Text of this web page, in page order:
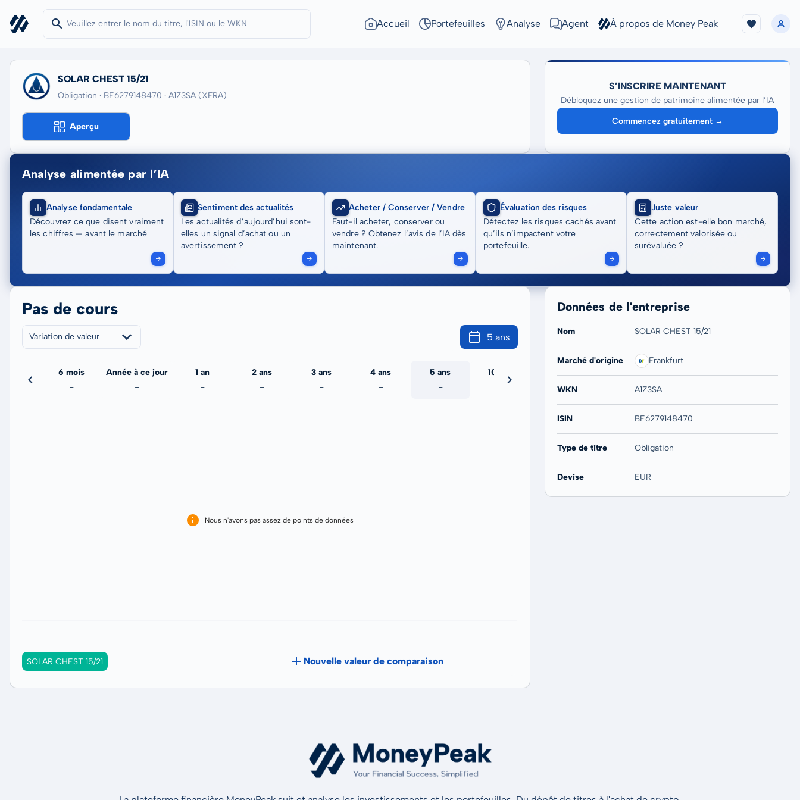
Accueil Portefeuilles Analyse Agent À propos de Money Peak
SOLAR CHEST 15/21
Obligation · BE6279148470 · A1Z3SA (XFRA)
Aperçu
S’INSCRIRE MAINTENANT
Débloquez une gestion de patrimoine alimentée par l’IA
Commencez gratuitement →
Analyse alimentée par l’IA
Analyse fondamentale
Découvrez ce que disent vraiment
les chiffres — avant le marché
Sentiment des actualités
Les actualités d’aujourd’hui sont-
elles un signal d’achat ou un
avertissement ?
Acheter / Conserver / Vendre
Faut-il acheter, conserver ou
vendre ? Obtenez l’avis de l’IA dès
maintenant.
Évaluation des risques
Détectez les risques cachés avant
qu’ils n’impactent votre
portefeuille.
Juste valeur
Cette action est-elle bon marché,
correctement valorisée ou
surévaluée ?
Pas de cours
Variation de valeur 5 ans
6 mois
-
Année à ce jour
-
1 an
-
2 ans
-
3 ans
-
4 ans
-
5 ans
-
10 ans
-
Nous n'avons pas assez de points de données
SOLAR CHEST 15/21 Nouvelle valeur de comparaison
Données de l'entreprise
Nom SOLAR CHEST 15/21
Marché d'origine Frankfurt
WKN A1Z3SA
ISIN BE6279148470
Type de titre Obligation
Devise EUR